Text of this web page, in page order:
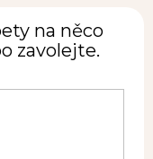
na něco
zavolejte.